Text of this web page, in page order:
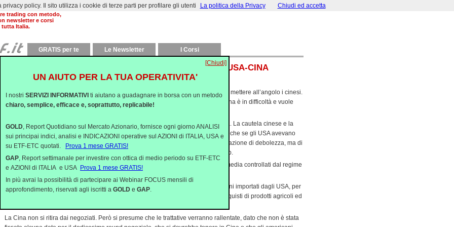
2000 aiutiamo a
trading con metodo,
newsletter e corsi
tutta Italia.
GRATIS per te Le Newsletter I Corsi
I MERCATI PRECIPITANO, COME I RAPPORTI USA-CINA
14/05/2019 08:45
Ne abbiamo sentite di fandonie la scorsa settimana! Trump colpisce con i dazi per mettere all’angolo i cinesi.
I cinesi si piegheranno presto al diktat di Trump. La cautela cinese rivela che la Cina è in difficoltà e vuole
Ora sappiamo che tutte queste supposizioni non avevano la minima base di realtà. La cautela cinese e la
decisione di concludere la fase negoziale senza andarsene sbattendo la porta, anche se gli USA avevano
alzato i dazi proprio durante gli incontri delle due delegazioni, non è una manifestazione di debolezza, ma di
semplice distanza dalla modalità comunicativa grossolana ed aggressiva di Trump.
Con calma ieri sono arrivate le prime reazioni ufficiali cinesi e sono trapelate sui media controllati dal regime
Innanzitutto a partire dal 1 giugno saranno alzati dazi al 20-25% su circa 2.500 beni importati dagli USA, per
un valore di circa 60 miliardi di $ l’anno. Inoltre la Cina interromperà i maggiori acquisti di prodotti agricoli ed
La Cina non si ritira dai negoziati. Però si presume che le trattative verranno rallentate, dato che non è stata
[Chiudi]
UN AIUTO PER LA TUA OPERATIVITA'
I nostri SERVIZI INFORMATIVI ti aiutano a guadagnare in borsa con un metodo
chiaro, semplice, efficace e, soprattutto, replicabile!
GOLD, Report Quotidiano sul Mercato Azionario, fornisce ogni giorno ANALISI
sui principai indici, analisi e INDICAZIONI operative sul AZIONI di ITALIA, USA e
su ETF-ETC quotati.
Prova 1 mese GRATIS!
GAP, Report settimanale per investire con ottica di medio periodo su ETF-ETC
e AZIONI di ITALIA e USA Prova 1 mese GRATIS!
In più avrai la possibilità di partecipare ai Webinar FOCUS mensili di
approfondimento, riservati agli iscritti a GOLD e GAP.
privacy policy. Il sito utilizza i cookie di terze parti per profilare gli utenti La politica della Privacy Chiudi ed accetta